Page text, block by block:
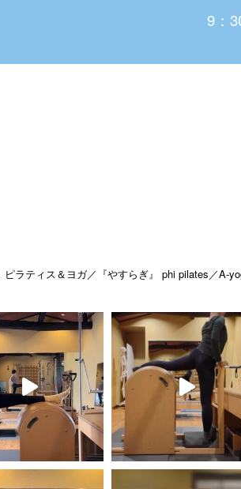
9：
ピラティス＆ヨガ／『やすらぎ』 phi pilates／A-